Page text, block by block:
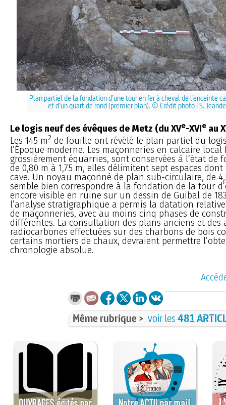
Plan partiel de la fondation d’une tour en fer à cheval de l’enceinte
et d’un quart de rond (premier plan). © Crédit photo : S.
Le logis neuf des évêques de Metz (du XVe-XVIe au
Les 145 m2 de fouille ont révélé le plan partiel du
l’Époque moderne. Les maçonneries en calcaire local
grossièrement équarries, sont conservées à l’état de
de 0,80 m à 1,75 m, elles délimitent sept espaces
cave. Un noyau maçonné de plan sub-circulaire, de
semble bien correspondre à la fondation de la tour
encore visible en ruine sur un dessin de Guibal de
l’analyse stratigraphique a permis la datation
de maçonneries, avec au moins cinq phases de
différentes. La consultation des plans anciens et des
radiocarbones effectuées sur des charbons de bois
certains mortiers de chaux, devraient permettre
chronologie absolue.
Même rubrique > voir les481